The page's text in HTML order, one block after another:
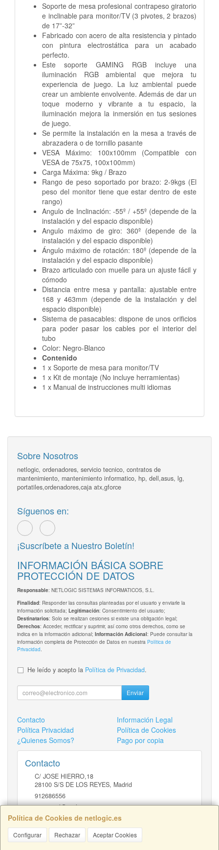
Soporte de mesa profesional contrapeso giratorio
e inclinable para monitor/TV (3 pivotes, 2 brazos)
de 17”-32”
Fabricado con acero de alta resistencia y pintado
con pintura electrostática para un acabado
perfecto.
Este soporte GAMING RGB incluye una
iluminación RGB ambiental que mejora tu
experiencia de juego. La luz ambiental puede
crear un ambiente envolvente. Además de dar un
toque moderno y vibrante a tu espacio, la
iluminación mejora la inmersión en tus sesiones
de juego.
Se permite la instalación en la mesa a través de
abrazadera o de tornillo pasante
VESA Máximo: 100x100mm (Compatible con
VESA de 75x75, 100x100mm)
Carga Máxima: 9kg / Brazo
Rango de peso soportado por brazo: 2-9kgs (El
peso del monitor tiene que estar dentro de este
rango)
Angulo de Inclinación: -55º / +55º (depende de la
instalación y del espacio disponible)
Angulo máximo de giro: 360º (depende de la
instalación y del espacio disponible)
Ángulo máximo de rotación: 180º (depende de la
instalación y del espacio disponible)
Brazo articulado con muelle para un ajuste fácil y
cómodo
Distancia entre mesa y pantalla: ajustable entre
168 y 463mm (depende de la instalación y del
espacio disponible)
Sistema de pasacables: dispone de unos orificios
para poder pasar los cables por el interior del
tubo
Color: Negro-Blanco
Contenido
1 x Soporte de mesa para monitor/TV
1 x Kit de montaje (No incluye herramientas)
1 x Manual de instrucciones multi idiomas
Política de Cookies de netlogic.es
Configurar Rechazar Aceptar Cookies
Sobre Nosotros
netlogic, ordenadores, servicio tecnico, contratos de
mantenimiento, mantenimiento informatico, hp, dell,asus, lg,
portatiles,ordenadores,caja atx,gforce
Síguenos en:
¡Suscríbete a Nuestro Boletín!
INFORMACIÓN BÁSICA SOBRE
PROTECCIÓN DE DATOS
Responsable: NETLOGIC SISTEMAS INFORMATICOS, S.L.
Finalidad: Responder las consultas planteadas por el usuario y enviarle la
información solicitada; Legitimación: Consentimiento del usuario;
Destinatarios: Solo se realizan cesiones si existe una obligación legal;
Derechos: Acceder, rectificar y suprimir, así como otros derechos, como se
indica en la información adicional; Información Adicional: Puede consultar la
información completa de Protección de Datos en nuestra Política de
Privacidad
He leído y acepto la Política de Privacidad.
Enviar
Contacto
Información Legal
Política Privacidad
Política de Cookies
¿Quienes Somos?
Pago por copia
Contacto
C/ JOSE HIERRO,18
28100 S/S DE LOS REYES, Madrid
912686556
comercial@netlogic.es
Horario